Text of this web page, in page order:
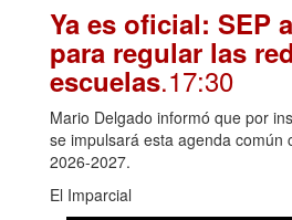
Ya es oficial: SEP
para regular las
escuelas.17:30
Mario Delgado informó que por
se impulsará esta agenda común
2026-2027.
El Imparcial